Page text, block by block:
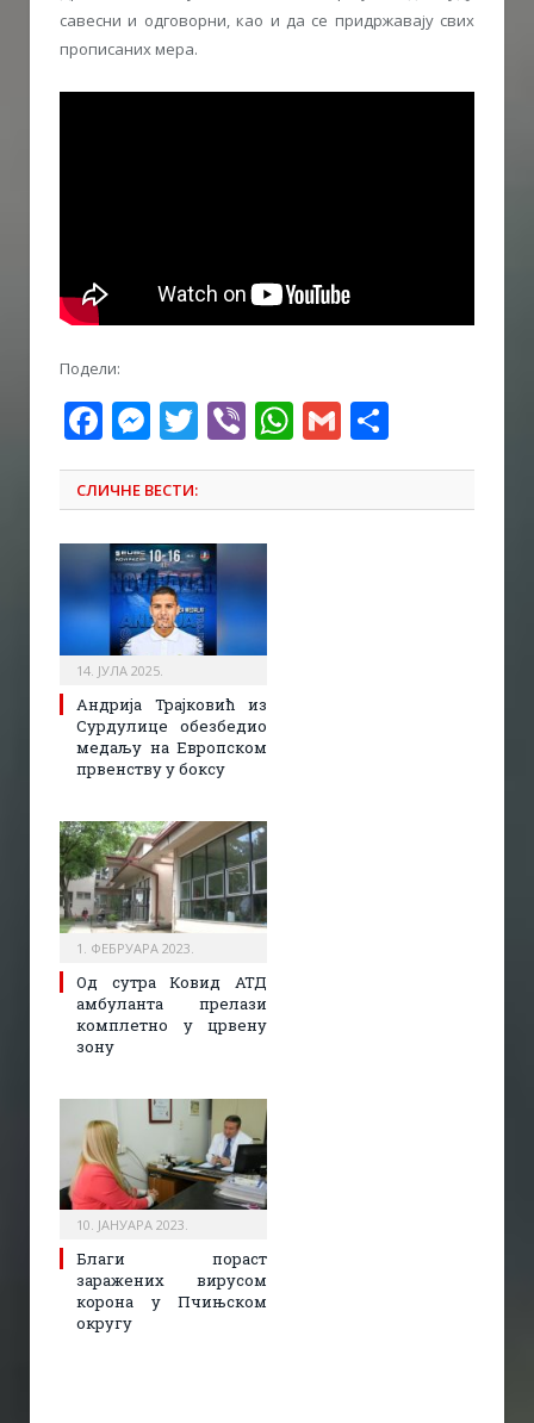
савесни и одговорни, као и да се придржавају свих
прописаних мера.
Подели:
Facebook
Messenger
Twitter
ViberWhatsApp
Gmail
СЛИЧНЕ ВЕСТИ:
14. ЈУЛА 2025.
Андрија Трајковић из
Сурдулице обезбедио
медаљу на Европском
првенству у боксу
1. ФЕБРУАРА 2023.
Од сутра Ковид АТД
амбуланта прелази
комплетно у црвену
зону
10. ЈАНУАРА 2023.
Благи пораст
заражених вирусом
корона у Пчињском
округу